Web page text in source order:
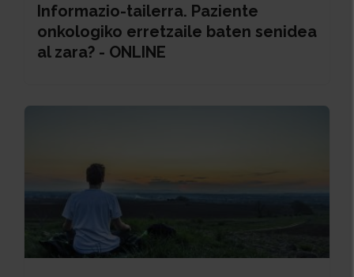
Informazio-tailerra. Paziente
onkologiko erretzaile baten senidea
al zara? - ONLINE